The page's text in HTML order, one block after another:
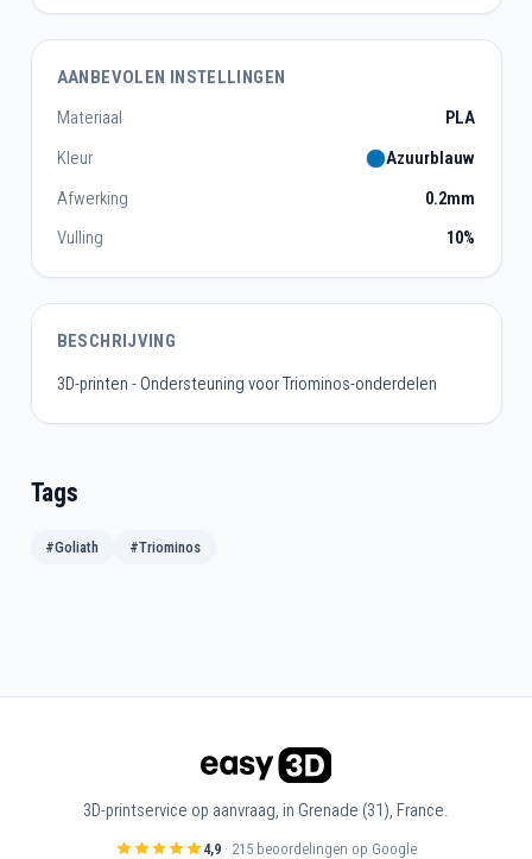
AANBEVOLEN INSTELLINGEN
Materiaal
PLA
Kleur
Azuurblauw
Afwerking
0.2mm
Vulling
10%
BESCHRIJVING
3D-printen - Ondersteuning voor Triominos-onderdelen
Tags
#Goliath #Triominos
3D-printservice op aanvraag, in Grenade (31), France.
4,9 · 215 beoordelingen op Google